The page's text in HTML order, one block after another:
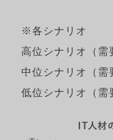
※各シナリオ
高位シナリオ（需
中位シナリオ（需
低位シナリオ（需